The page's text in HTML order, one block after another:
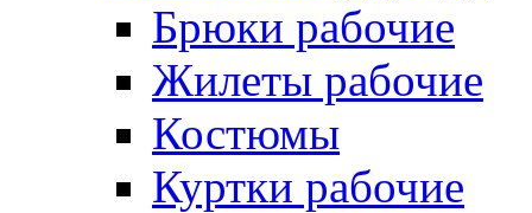
Брюки рабочие
Жилеты рабочие
Костюмы
Куртки рабочие